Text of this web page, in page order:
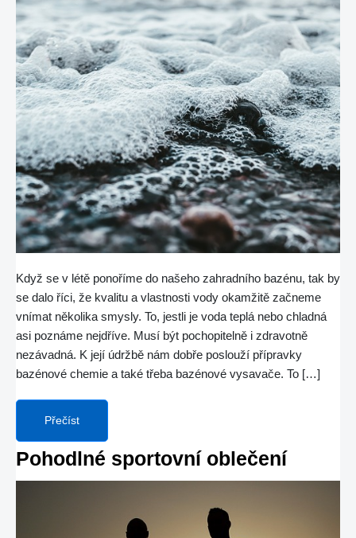
Když se v létě ponoříme do našeho zahradního bazénu, tak by
se dalo říci, že kvalitu a vlastnosti vody okamžitě začneme
vnímat několika smysly. To, jestli je voda teplá nebo chladná
asi poznáme nejdříve. Musí být pochopitelně i zdravotně
nezávadná. K její údržbě nám dobře poslouží přípravky
bazénové chemie a také třeba bazénové vysavače. To […]
Přečíst
Pohodlné sportovní oblečení